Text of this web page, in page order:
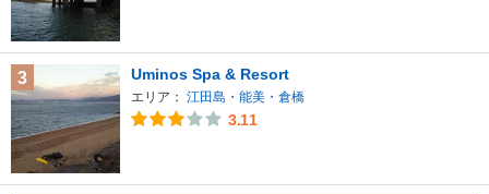
3 Uminos Spa & Resort
エリア： 江田島・能美・倉橋
3.11